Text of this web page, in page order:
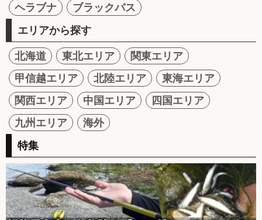
ヘラブナ
ブラックバス
エリアから探す
北海道 東北エリア
関東エリア
甲信越エリア
北陸エリア
東海エリア
関西エリア
中国エリア
四国エリア
九州エリア
海外
特集